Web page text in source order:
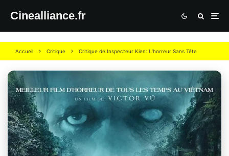
Cinealliance.fr
Accueil Critique Critique de Inspecteur Kien: L’horreur Sans Tête